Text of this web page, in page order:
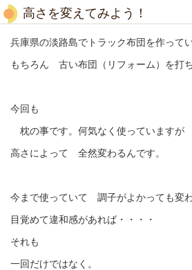
高さを変えてみよう！
兵庫県の淡路島でトラック布団を作って
もちろん 古い布団（リフォーム）を打
今回も
枕の事です。何気なく使っていますが
高さによって 全然変わるんです。
今まで使っていて 調子がよかっても変わ
目覚めて違和感があれば・・・・
それも
一回だけではなく。